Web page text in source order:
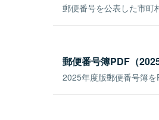
郵便番号を公表した市町
郵便番号簿PDF（
2025年度版郵便番号簿を